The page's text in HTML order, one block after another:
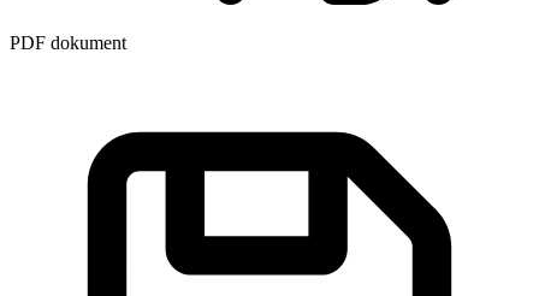
PDF dokument